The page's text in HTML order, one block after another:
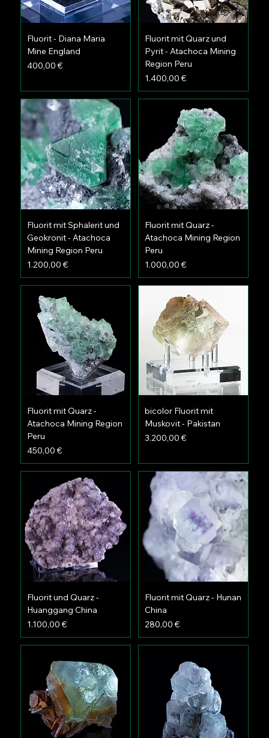
Fluorit - Diana Maria
Mine England
Preis
400,00 €
Fluorit mit Quarz und
Pyrit - Atachoca Mining
Region Peru
Preis
1.400,00 €
Fluorit mit Sphalerit und
Geokronit - Atachoca
Mining Region Peru
Preis
1.200,00 €
Fluorit mit Quarz -
Atachoca Mining Region
Peru
Preis
1.000,00 €
Fluorit mit Quarz -
Atachoca Mining Region
Peru
Preis
450,00 €
bicolor Fluorit mit
Muskovit - Pakistan
Preis
3.200,00 €
Fluorit und Quarz -
Huanggang China
Preis
1.100,00 €
Fluorit mit Quarz - Hunan
China
Preis
280,00 €